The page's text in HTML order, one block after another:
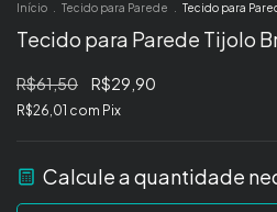
Início Tecido para Parede Tecido para
Tecido para Parede Tijolo
R$61,50 R$29,90
R$26,01 com Pix
Calcule a quantidade